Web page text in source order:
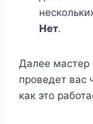
Нет.
Далее мастер
проведет вас
как это